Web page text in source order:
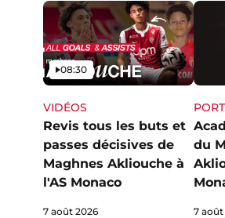
VIDÉOS
Revis tous les buts et
passes décisives de
Maghnes Akliouche à
l'AS Monaco
Vidéo
08:30
7 août 2026
du
7 août